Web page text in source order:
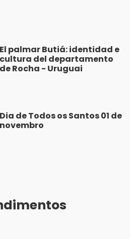
palmar Butiá: identidad e
cultura del departamento
de Rocha - Uruguai
de Todos os Santos 01 de
novembro